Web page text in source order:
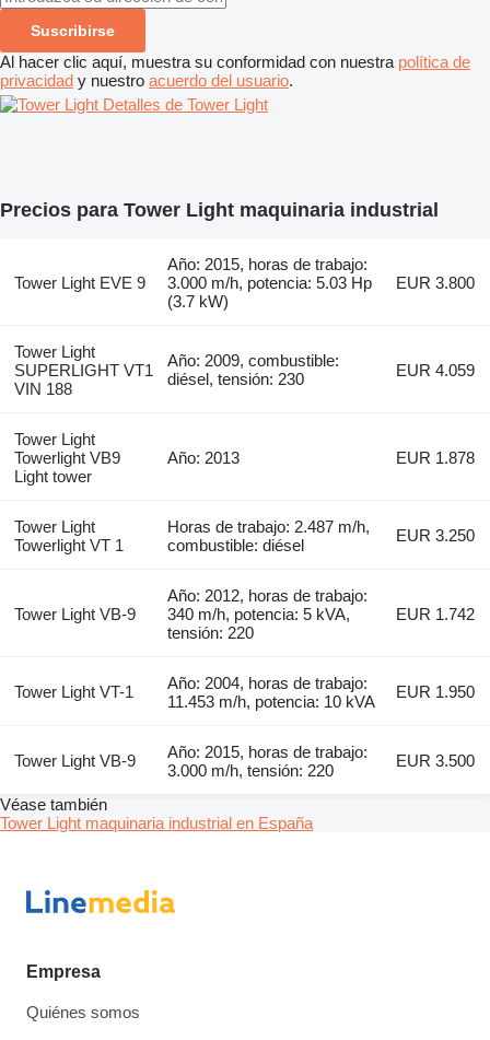
Suscribirse
Al hacer clic aquí, muestra su conformidad con nuestra política de
privacidad y nuestro acuerdo del usuario.
Detalles de Tower Light
Precios para Tower Light maquinaria industrial
Tower Light EVE 9
Año: 2015, horas de trabajo:
3.000 m/h, potencia: 5.03 Hp
(3.7 kW)
EUR 3.800
Tower Light
SUPERLIGHT VT1
VIN 188
Año: 2009, combustible:
diésel, tensión: 230
EUR 4.059
Tower Light
Towerlight VB9
Light tower
Año: 2013 EUR 1.878
Tower Light
Towerlight VT 1
Horas de trabajo: 2.487 m/h,
combustible: diésel
EUR 3.250
Tower Light VB-9
Año: 2012, horas de trabajo:
340 m/h, potencia: 5 kVA,
tensión: 220
EUR 1.742
Tower Light VT-1
Año: 2004, horas de trabajo:
11.453 m/h, potencia: 10 kVA
EUR 1.950
Tower Light VB-9
Año: 2015, horas de trabajo:
3.000 m/h, tensión: 220
EUR 3.500
Véase también
Tower Light maquinaria industrial en España
Empresa
Quiénes somos